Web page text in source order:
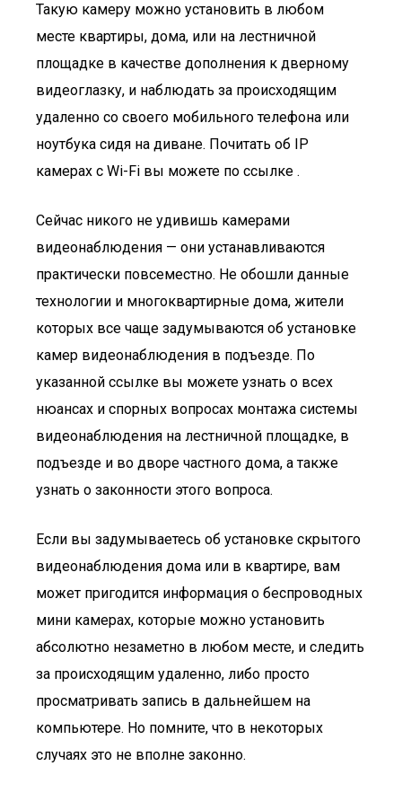
Такую камеру можно установить в любом
месте квартиры, дома, или на лестничной
площадке в качестве дополнения к дверному
видеоглазку, и наблюдать за происходящим
удаленно со своего мобильного телефона или
ноутбука сидя на диване. Почитать об IP
камерах с Wi-Fi вы можете по ссылке .
Сейчас никого не удивишь камерами
видеонаблюдения — они устанавливаются
практически повсеместно. Не обошли данные
технологии и многоквартирные дома, жители
которых все чаще задумываются об установке
камер видеонаблюдения в подъезде. По
указанной ссылке вы можете узнать о всех
нюансах и спорных вопросах монтажа системы
видеонаблюдения на лестничной площадке, в
подъезде и во дворе частного дома, а также
узнать о законности этого вопроса.
Если вы задумываетесь об установке скрытого
видеонаблюдения дома или в квартире, вам
может пригодится информация о беспроводных
мини камерах, которые можно установить
абсолютно незаметно в любом месте, и следить
за происходящим удаленно, либо просто
просматривать запись в дальнейшем на
компьютере. Но помните, что в некоторых
случаях это не вполне законно.